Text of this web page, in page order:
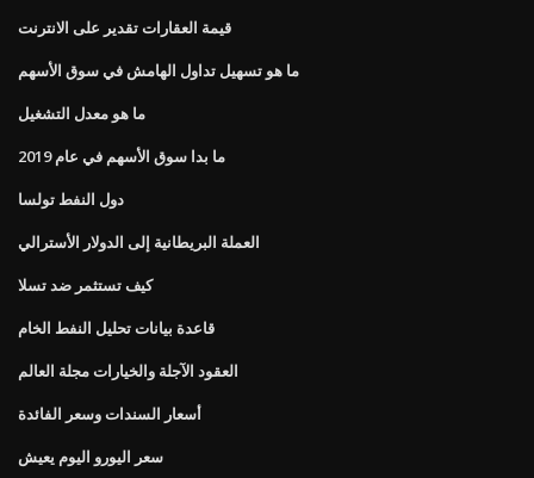
قيمة العقارات تقدير على الانترنت
ما هو تسهيل تداول الهامش في سوق الأسهم
ما هو معدل التشغيل
ما بدا سوق الأسهم في عام 2019
دول النفط تولسا
العملة البريطانية إلى الدولار الأسترالي
كيف تستثمر ضد تسلا
قاعدة بيانات تحليل النفط الخام
العقود الآجلة والخيارات مجلة العالم
أسعار السندات وسعر الفائدة
سعر اليورو اليوم يعيش